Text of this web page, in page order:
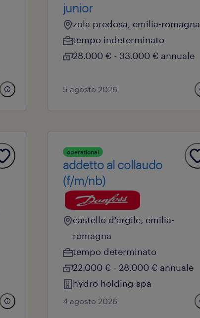
junior
zola predosa, emilia-romagna
tempo indeterminato
28.000 € - 33.000 € annuale
5 agosto 2026
operational
addetto al collaudo
(f/m/nb)
castello d'argile, emilia-
romagna
tempo determinato
22.000 € - 28.000 € annuale
hydro holding spa
4 agosto 2026